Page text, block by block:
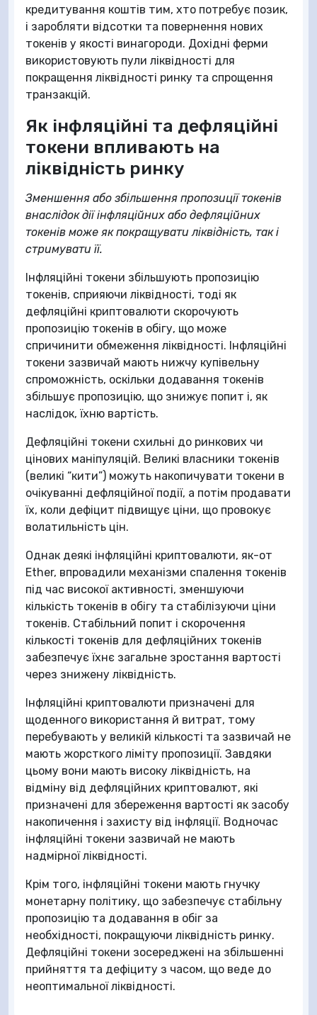
кредитування коштів тим, хто потребує позик,
і заробляти відсотки та повернення нових
токенів у якості винагороди. Дохідні ферми
використовують пули ліквідності для
покращення ліквідності ринку та спрощення
транзакцій.
Як інфляційні та дефляційні
токени впливають на
ліквідність ринку
Зменшення або збільшення пропозиції токенів
внаслідок дії інфляційних або дефляційних
токенів може як покращувати ліквідність, так і
стримувати її.
Інфляційні токени збільшують пропозицію
токенів, сприяючи ліквідності, тоді як
дефляційні криптовалюти скорочують
пропозицію токенів в обігу, що може
спричинити обмеження ліквідності. Інфляційні
токени зазвичай мають нижчу купівельну
спроможність, оскільки додавання токенів
збільшує пропозицію, що знижує попит і, як
наслідок, їхню вартість.
Дефляційні токени схильні до ринкових чи
цінових маніпуляцій. Великі власники токенів
(великі “кити”) можуть накопичувати токени в
очікуванні дефляційної події, а потім продавати
їх, коли дефіцит підвищує ціни, що провокує
волатильність цін.
Однак деякі інфляційні криптовалюти, як-от
Ether, впровадили механізми спалення токенів
під час високої активності, зменшуючи
кількість токенів в обігу та стабілізуючи ціни
токенів. Стабільний попит і скорочення
кількості токенів для дефляційних токенів
забезпечує їхнє загальне зростання вартості
через знижену ліквідність.
Інфляційні криптовалюти призначені для
щоденного використання й витрат, тому
перебувають у великій кількості та зазвичай не
мають жорсткого ліміту пропозиції. Завдяки
цьому вони мають високу ліквідність, на
відміну від дефляційних криптовалют, які
призначені для збереження вартості як засобу
накопичення і захисту від інфляції. Водночас
інфляційні токени зазвичай не мають
надмірної ліквідності.
Крім того, інфляційні токени мають гнучку
монетарну політику, що забезпечує стабільну
пропозицію та додавання в обіг за
необхідності, покращуючи ліквідність ринку.
Дефляційні токени зосереджені на збільшенні
прийняття та дефіциту з часом, що веде до
неоптимальної ліквідності.